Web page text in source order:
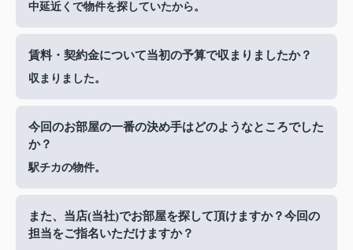
中延近くで物件を探していたから。
賃料・契約金について当初の予算で収まりましたか？
収まりました。
今回のお部屋の一番の決め手はどのようなところでした
か？
駅チカの物件。
また、当店(当社)でお部屋を探して頂けますか？今回の
担当をご指名いただけますか？